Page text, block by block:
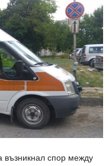
възникнал спор между